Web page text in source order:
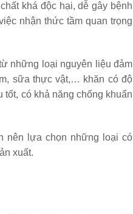
khá độc hại, dễ gây bệnh
nhận thức tầm quan trọng
những loại nguyên liệu đảm
sữa thực vật,… khăn có độ
có khả năng chống khuẩn
nên lựa chọn những loại có
xuất.